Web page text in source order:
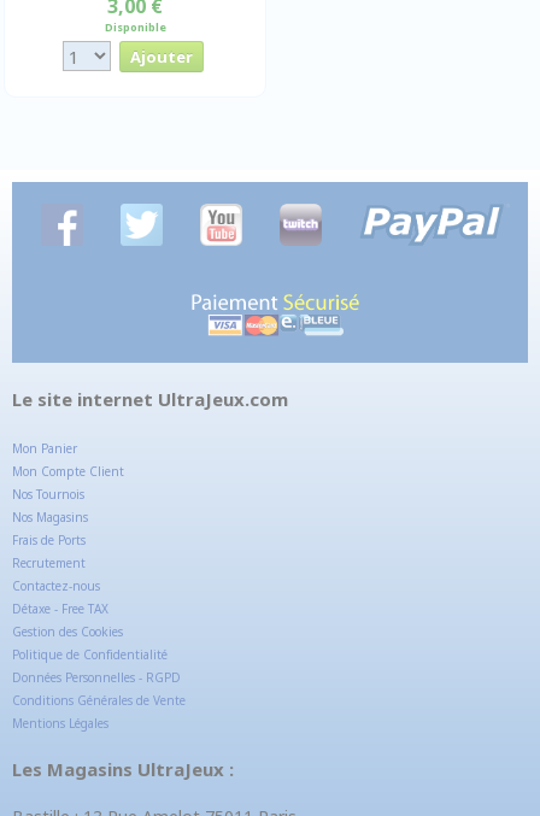
3,00 €
Disponible
Le site internet UltraJeux.com
Mon Panier
Mon Compte Client
Nos Tournois
Nos Magasins
Frais de Ports
Recrutement
Contactez-nous
Détaxe - Free TAX
Gestion des Cookies
Politique de Confidentialité
Données Personnelles - RGPD
Conditions Générales de Vente
Mentions Légales
Les Magasins UltraJeux :